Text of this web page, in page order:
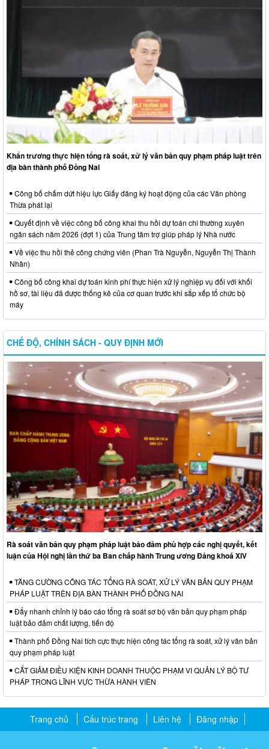
Khẩn trương thực hiện tổng rà soát, xử lý văn bản quy phạm pháp luật trên
địa bàn thành phố Đồng Nai
Công bố chấm dứt hiệu lực Giấy đăng ký hoạt động của các Văn phòng
Thừa phát lại
Quyết định về việc công bố công khai thu hồi dự toán chi thường xuyên
ngân sách năm 2026 (đợt 1) của Trung tâm trợ giúp pháp lý Nhà nước
Về việc thu hồi thẻ công chứng viên (Phan Trà Nguyễn, Nguyễn Thị Thành
Nhân)
Công bố công khai dự toán kinh phí thực hiện xử lý nghiệp vụ đối với khối
hồ sơ, tài liệu đã được thống kê của cơ quan trước khi sắp xếp tổ chức bộ
máy
CHẾ ĐỘ, CHÍNH SÁCH - QUY ĐỊNH MỚI
Rà soát văn bản quy phạm pháp luật bảo đảm phù hợp các nghị quyết, kết
luận của Hội nghị lần thứ ba Ban chấp hành Trung ương Đảng khoá XIV
TĂNG CƯỜNG CÔNG TÁC TỔNG RÀ SOÁT, XỬ LÝ VĂN BẢN QUY PHẠM
PHÁP LUẬT TRÊN ĐỊA BÀN THÀNH PHỐ ĐỒNG NAI
Đẩy nhanh chỉnh lý báo cáo tổng rà soát sơ bộ văn bản quy phạm pháp
luật bảo đảm chất lượng, tiến độ
Thành phố Đồng Nai tích cực thực hiện công tác tổng rà soát, xử lý văn bản
quy phạm pháp luật
CẮT GIẢM ĐIỀU KIỆN KINH DOANH THUỘC PHẠM VI QUẢN LÝ BỘ TƯ
PHÁP TRONG LĨNH VỰC THỪA HÀNH VIÊN
Trang chủ Cấu trúc trang Liên hệ Đăng nhập